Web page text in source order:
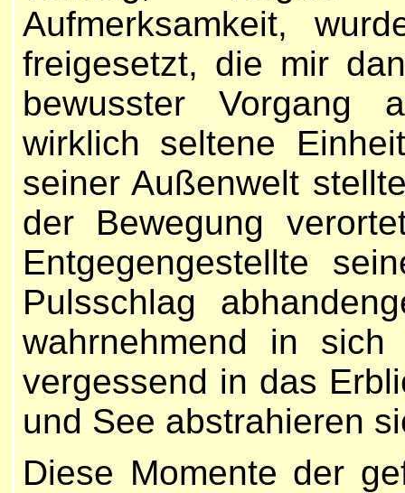
Aufmerksamkeit,
freigesetzt, die mir
bewusster Vorgang
wirklich seltene
seiner Außenwelt
der Bewegung
Entgegengestellte
Pulsschlag
wahrnehmend in
vergessend in das
und See abstrahieren
Diese Momente der